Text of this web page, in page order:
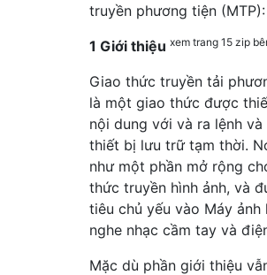
truyền phương tiện (MTP):
1 Giới thiệu xem trang 15 zip
Giao thức truyền tải
là một giao thức được
nội dung với và ra lệnh
thiết bị lưu trữ tạm thời.
như một phần mở rộng
thức truyền hình ảnh, và
tiêu chủ yếu vào Máy
nghe nhạc cầm tay và
Mặc dù phần giới thiệu